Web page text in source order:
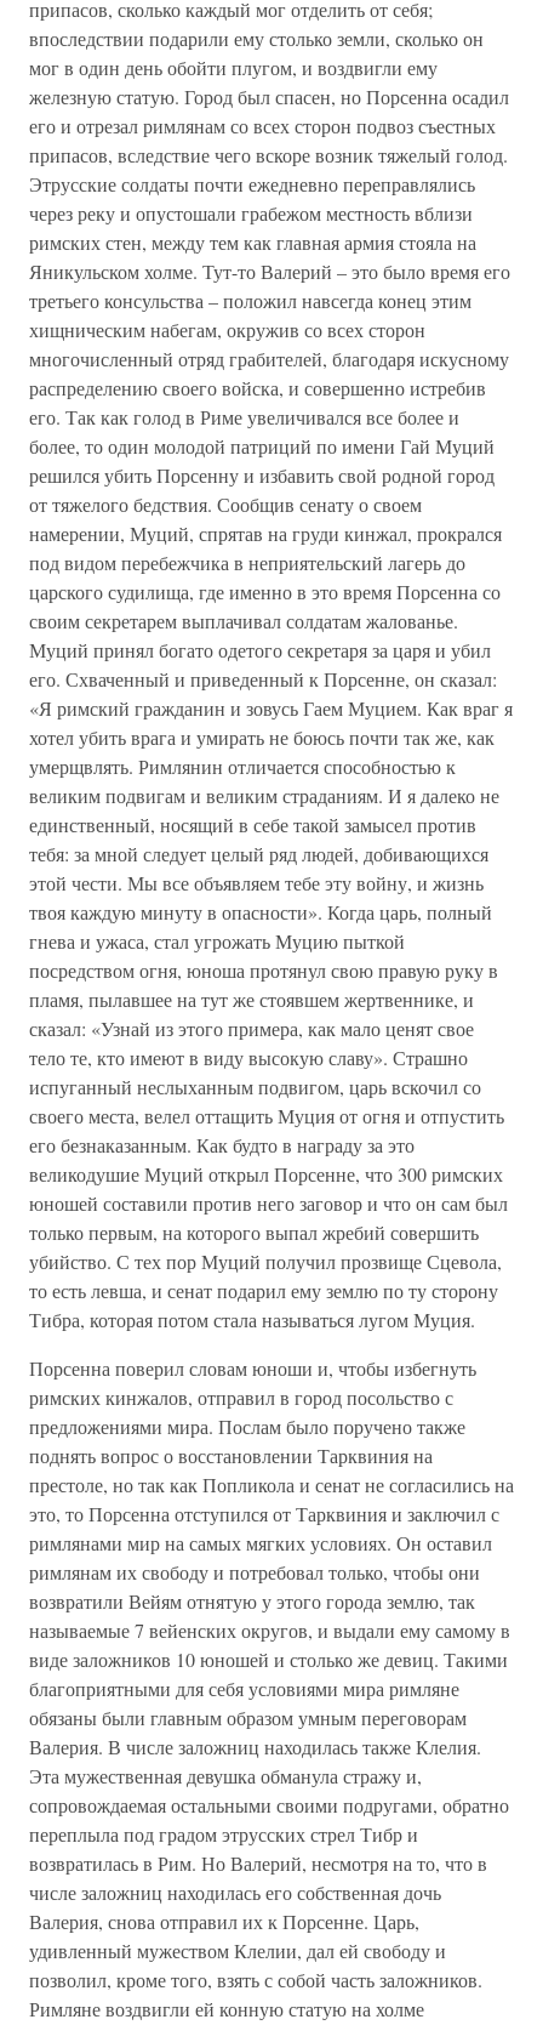
припасов, сколько каждый мог отделить от себя;
впоследствии подарили ему столько земли, сколько он
мог в один день обойти плугом, и воздвигли ему
железную статую. Город был спасен, но Порсенна осадил
его и отрезал римлянам со всех сторон подвоз съестных
припасов, вследствие чего вскоре возник тяжелый голод.
Этрусские солдаты почти ежедневно переправлялись
через реку и опустошали грабежом местность вблизи
римских стен, между тем как главная армия стояла на
Яникульском холме. Тут-то Валерий – это было время его
третьего консульства – положил навсегда конец этим
хищническим набегам, окружив со всех сторон
многочисленный отряд грабителей, благодаря искусному
распределению своего войска, и совершенно истребив
его. Так как голод в Риме увеличивался все более и
более, то один молодой патриций по имени Гай Муций
решился убить Порсенну и избавить свой родной город
от тяжелого бедствия. Сообщив сенату о своем
намерении, Муций, спрятав на груди кинжал, прокрался
под видом перебежчика в неприятельский лагерь до
царского судилища, где именно в это время Порсенна со
своим секретарем выплачивал солдатам жалованье.
Муций принял богато одетого секретаря за царя и убил
его. Схваченный и приведенный к Порсенне, он сказал:
«Я римский гражданин и зовусь Гаем Муцием. Как враг я
хотел убить врага и умирать не боюсь почти так же, как
умерщвлять. Римлянин отличается способностью к
великим подвигам и великим страданиям. И я далеко не
единственный, носящий в себе такой замысел против
тебя: за мной следует целый ряд людей, добивающихся
этой чести. Мы все объявляем тебе эту войну, и жизнь
твоя каждую минуту в опасности». Когда царь, полный
гнева и ужаса, стал угрожать Муцию пыткой
посредством огня, юноша протянул свою правую руку в
пламя, пылавшее на тут же стоявшем жертвеннике, и
сказал: «Узнай из этого примера, как мало ценят свое
тело те, кто имеют в виду высокую славу». Страшно
испуганный неслыханным подвигом, царь вскочил со
своего места, велел оттащить Муция от огня и отпустить
его безнаказанным. Как будто в награду за это
великодушие Муций открыл Порсенне, что 300 римских
юношей составили против него заговор и что он сам был
только первым, на которого выпал жребий совершить
убийство. С тех пор Муций получил прозвище Сцевола,
то есть левша, и сенат подарил ему землю по ту сторону
Тибра, которая потом стала называться лугом Муция.
Порсенна поверил словам юноши и, чтобы избегнуть
римских кинжалов, отправил в город посольство с
предложениями мира. Послам было поручено также
поднять вопрос о восстановлении Тарквиния на
престоле, но так как Попликола и сенат не согласились на
это, то Порсенна отступился от Тарквиния и заключил с
римлянами мир на самых мягких условиях. Он оставил
римлянам их свободу и потребовал только, чтобы они
возвратили Вейям отнятую у этого города землю, так
называемые 7 вейенских округов, и выдали ему самому в
виде заложников 10 юношей и столько же девиц. Такими
благоприятными для себя условиями мира римляне
обязаны были главным образом умным переговорам
Валерия. В числе заложниц находилась также Клелия.
Эта мужественная девушка обманула стражу и,
сопровождаемая остальными своими подругами, обратно
переплыла под градом этрусских стрел Тибр и
возвратилась в Рим. Но Валерий, несмотря на то, что в
числе заложниц находилась его собственная дочь
Валерия, снова отправил их к Порсенне. Царь,
удивленный мужеством Клелии, дал ей свободу и
позволил, кроме того, взять с собой часть заложников.
Римляне воздвигли ей конную статую на холме